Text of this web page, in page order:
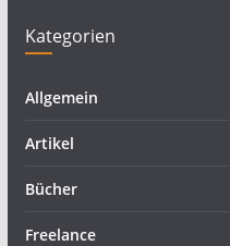
Kategorien
Allgemein
Artikel
Bücher
Freelance